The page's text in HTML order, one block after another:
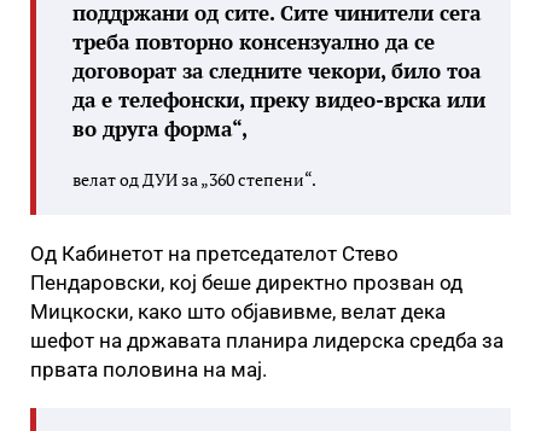
поддржани од сите. Сите чинители сега
треба повторно консензуално да се
договорат за следните чекори, било тоа
да е телефонски, преку видео-врска или
во друга форма“,
велат од ДУИ за „360 степени“.
Од Кабинетот на претседателот Стево
Пендаровски, кој беше директно прозван од
Мицкоски, како што објавивме, велат дека
шефот на државата планира лидерска средба за
првата половина на мај.